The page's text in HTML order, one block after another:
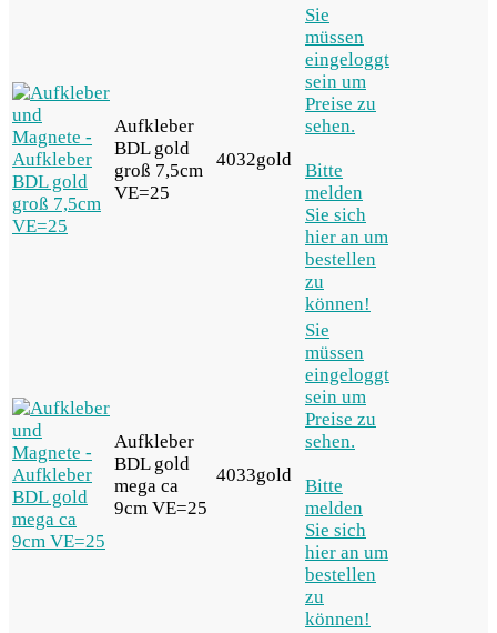
Aufkleber
BDL gold
groß 7,5cm
VE=25
4032gold
Sie
müssen
eingeloggt
sein um
Preise zu
sehen.
Bitte
melden
Sie sich
hier an um
bestellen
zu
können!
Aufkleber
BDL gold
mega ca
9cm VE=25
4033gold
Sie
müssen
eingeloggt
sein um
Preise zu
sehen.
Bitte
melden
Sie sich
hier an um
bestellen
zu
können!